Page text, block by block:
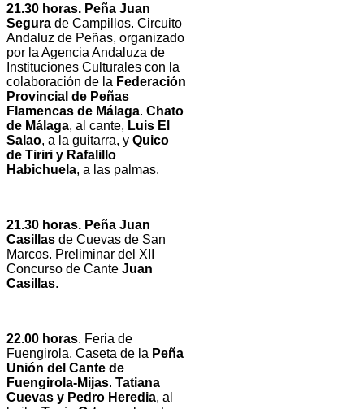
21.30 horas. Peña Juan
Segura de Campillos. Circuito
Andaluz de Peñas, organizado
por la Agencia Andaluza de
Instituciones Culturales con la
colaboración de la Federación
Provincial de Peñas
Flamencas de Málaga. Chato
de Málaga, al cante, Luis El
Salao, a la guitarra, y Quico
de Tiriri y Rafalillo
Habichuela, a las palmas.
21.30 horas. Peña Juan
Casillas de Cuevas de San
Marcos. Preliminar del XII
Concurso de Cante Juan
Casillas.
22.00 horas. Feria de
Fuengirola. Caseta de la Peña
Unión del Cante de
Fuengirola-Mijas. Tatiana
Cuevas y Pedro Heredia, al